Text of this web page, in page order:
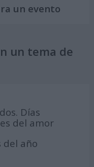
un evento
un tema de
Días
del amor
del año